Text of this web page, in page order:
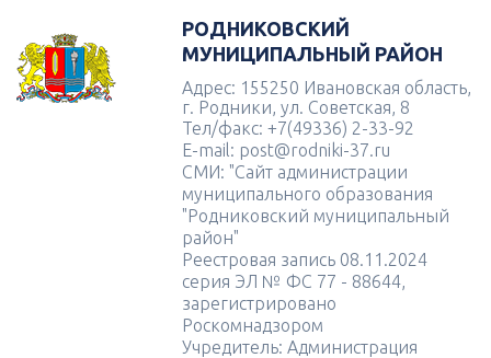
РОДНИКОВСКИЙ
МУНИЦИПАЛЬНЫЙ РАЙОН
Адрес: 155250 Ивановская область,
г. Родники, ул. Советская, 8
Тел/факс: +7(49336) 2-33-92
E-mail: post@rodniki-37.ru
СМИ: "Сайт администрации
муниципального образования
"Родниковский муниципальный
район"
Реестровая запись 08.11.2024
серия ЭЛ № ФС 77 - 88644,
зарегистрировано
Роскомнадзором
Учредитель: Администрация